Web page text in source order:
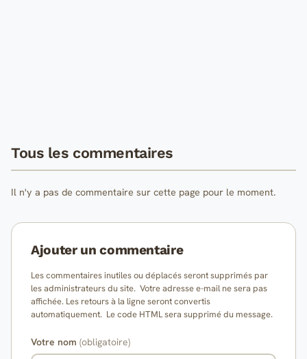
Tous les commentaires
Il n'y a pas de commentaire sur cette page pour le moment.
Ajouter un commentaire
Les commentaires inutiles ou déplacés seront supprimés par
les administrateurs du site. Votre adresse e-mail ne sera pas
affichée. Les retours à la ligne seront convertis
automatiquement. Le code HTML sera supprimé du message.
Votre nom (obligatoire)